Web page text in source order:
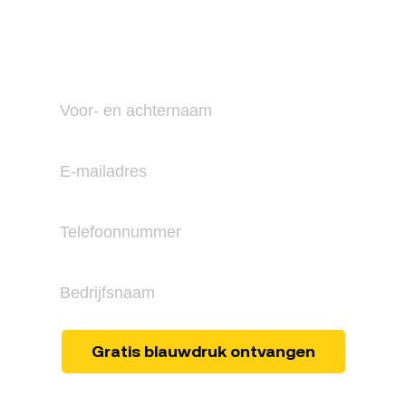
Gratis blauwdruk ontvangen